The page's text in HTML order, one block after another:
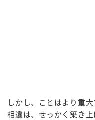
しかし、ことはより重
相違は、せっかく築き